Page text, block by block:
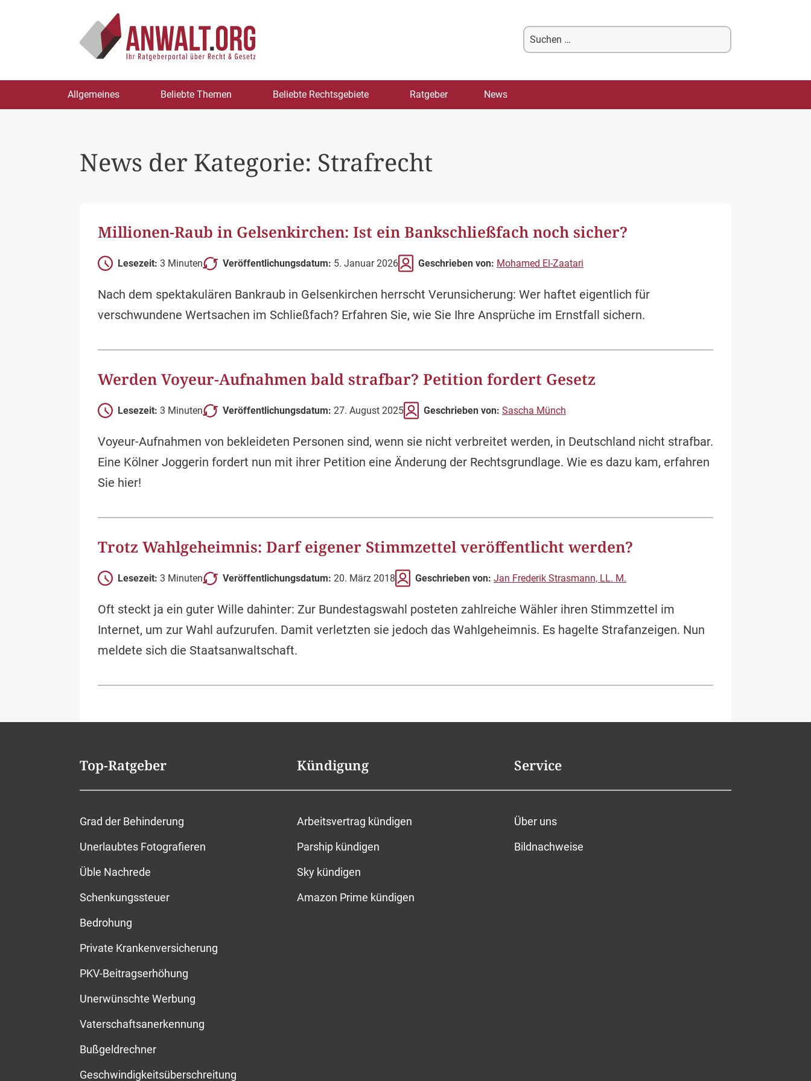
Suchen
nach:
springen
Allgemeines Beliebte Themen Beliebte Rechtsgebiete Ratgeber News
News der Kategorie: Strafrecht
Millionen-Raub in Gelsenkirchen: Ist ein Bankschließfach noch sicher?
Lesezeit: 3 Minuten Veröffentlichungsdatum: 5. Januar 2026 Geschrieben von: Mohamed El-Zaatari
Nach dem spektakulären Bankraub in Gelsenkirchen herrscht Verunsicherung: Wer haftet eigentlich für
verschwundene Wertsachen im Schließfach? Erfahren Sie, wie Sie Ihre Ansprüche im Ernstfall sichern.
Werden Voyeur-Aufnahmen bald strafbar? Petition fordert Gesetz
Lesezeit: 3 Minuten Veröffentlichungsdatum: 27. August 2025 Geschrieben von: Sascha Münch
Voyeur-Aufnahmen von bekleideten Personen sind, wenn sie nicht verbreitet werden, in Deutschland nicht strafbar.
Eine Kölner Joggerin fordert nun mit ihrer Petition eine Änderung der Rechtsgrundlage. Wie es dazu kam, erfahren
Sie hier!
Trotz Wahlgeheimnis: Darf eigener Stimmzettel veröffentlicht werden?
Lesezeit: 3 Minuten Veröffentlichungsdatum: 20. März 2018 Geschrieben von: Jan Frederik Strasmann, LL. M.
Oft steckt ja ein guter Wille dahinter: Zur Bundestagswahl posteten zahlreiche Wähler ihren Stimmzettel im
Internet, um zur Wahl aufzurufen. Damit verletzten sie jedoch das Wahlgeheimnis. Es hagelte Strafanzeigen. Nun
meldete sich die Staatsanwaltschaft.
Top-Ratgeber
Grad der Behinderung
Unerlaubtes Fotografieren
Üble Nachrede
Schenkungssteuer
Bedrohung
Private Krankenversicherung
PKV-Beitragserhöhung
Unerwünschte Werbung
Vaterschaftsanerkennung
Bußgeldrechner
Geschwindigkeitsüberschreitung
Kündigung
Arbeitsvertrag kündigen
Parship kündigen
Sky kündigen
Amazon Prime kündigen
Service
Über uns
Bildnachweise